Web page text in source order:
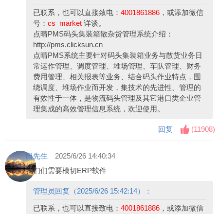
已联系，也可以直接致电：4001861886 ，或添加微信
号：cs_market 详谈。
点晴PMS码头集装箱散杂货管理系统介绍：
http://pms.clicksun.cn
点晴PMS系统主要针对码头集装箱业务与散货业务日
常运作管理、调度管理、堆场管理、车队管理、财务
费用管理、相关报表等业务、结合码头作业特点，围
绕调度、堆场作业而开发，集技术的先进性、管理的
有效性于一体，是物流码头管理及其它港口类企业管
理集成的高效管理信息系统，欢迎使用。
回复 (11908)
田先生
2025/6/26 14:40:34
我们们需要模切ERP软件
管理员回复（2025/6/26 15:42:14）：
已联系，也可以直接致电：4001861886 ，或添加微信